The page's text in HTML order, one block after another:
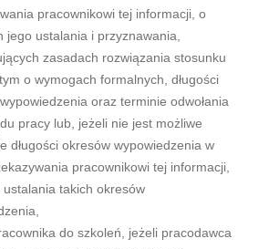
pracownikowi tej informacji, o
jego ustalania i przyznawania,
zasadach rozwiązania stosunku
o wymogach formalnych, długości
oraz terminie odwołania
pracy lub, jeżeli nie jest możliwe
długości okresów wypowiedzenia w
pracownikowi tej informacji,
ustalania takich okresów
do szkoleń, jeżeli pracodawca